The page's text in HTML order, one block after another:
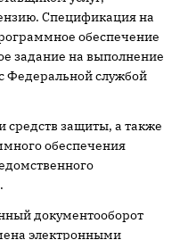
Спецификация на
обеспечение
задание на выполнение
Федеральной службой
средств защиты, а также
обеспечения
документооборот
электронными